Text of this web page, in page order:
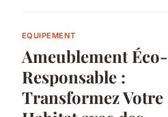
EQUIPEMENT
Ameublement Éco-
Responsable :
Transformez Votre